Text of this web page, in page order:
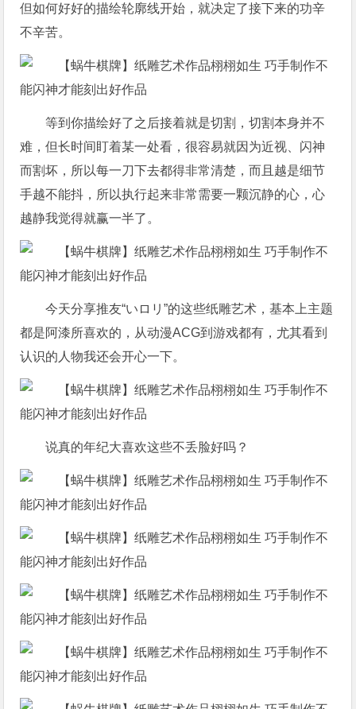
但如何好好的描绘轮廓线开始，就决定了接下来的功辛
不辛苦。
等到你描绘好了之后接着就是切割，切割本身并不
难，但长时间盯着某一处看，很容易就因为近视、闪神
而割坏，所以每一刀下去都得非常清楚，而且越是细节
手越不能抖，所以执行起来非常需要一颗沉静的心，心
越静我觉得就赢一半了。
今天分享推友“いロリ”的这些纸雕艺术，基本上主题
都是阿漆所喜欢的，从动漫ACG到游戏都有，尤其看到
认识的人物我还会开心一下。
说真的年纪大喜欢这些不丢脸好吗？